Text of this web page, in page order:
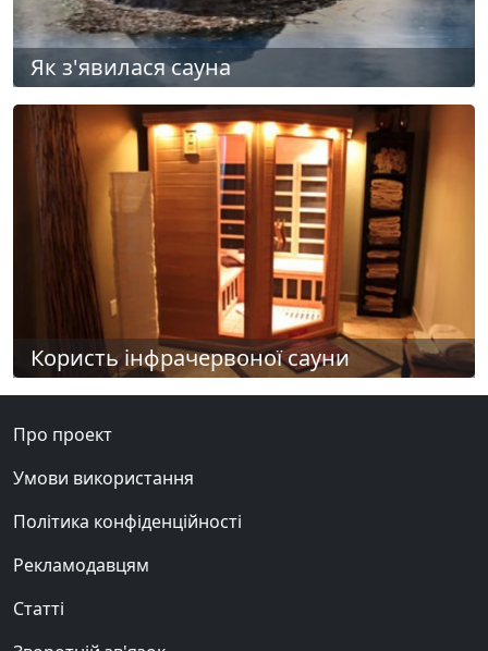
Як з'явилася сауна
Користь інфрачервоної сауни
Про проект
Умови використання
Політика конфіденційності
Рекламодавцям
Статті